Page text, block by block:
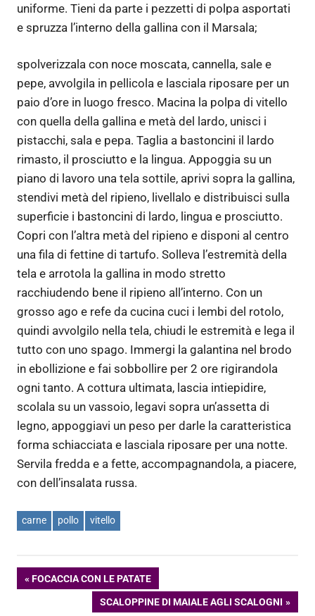
uniforme. Tieni da parte i pezzetti di polpa asportati
e spruzza l’interno della gallina con il Marsala;
spolverizzala con noce moscata, cannella, sale e
pepe, avvolgila in pellicola e lasciala riposare per un
paio d’ore in luogo fresco. Macina la polpa di vitello
con quella della gallina e metà del lardo, unisci i
pistacchi, sala e pepa. Taglia a bastoncini il lardo
rimasto, il prosciutto e la lingua. Appoggia su un
piano di lavoro una tela sottile, aprivi sopra la gallina,
stendivi metà del ripieno, livellalo e distribuisci sulla
superficie i bastoncini di lardo, lingua e prosciutto.
Copri con l’altra metà del ripieno e disponi al centro
una fila di fettine di tartufo. Solleva l’estremità della
tela e arrotola la gallina in modo stretto
racchiudendo bene il ripieno all’interno. Con un
grosso ago e refe da cucina cuci i lembi del rotolo,
quindi avvolgilo nella tela, chiudi le estremità e lega il
tutto con uno spago. Immergi la galantina nel brodo
in ebollizione e fai sobbollire per 2 ore rigirandola
ogni tanto. A cottura ultimata, lascia intiepidire,
scolala su un vassoio, legavi sopra un’assetta di
legno, appoggiavi un peso per darle la caratteristica
forma schiacciata e lasciala riposare per una notte.
Servila fredda e a fette, accompagnandola, a piacere,
con dell’insalata russa.
carne pollo vitello
Navigazione
ARTICOLO
PRECEDENTE:
FOCACCIA CON LE PATATE
ARTICOLO
SCALOPPINE DI MAIALE AGLI SCALOGNI